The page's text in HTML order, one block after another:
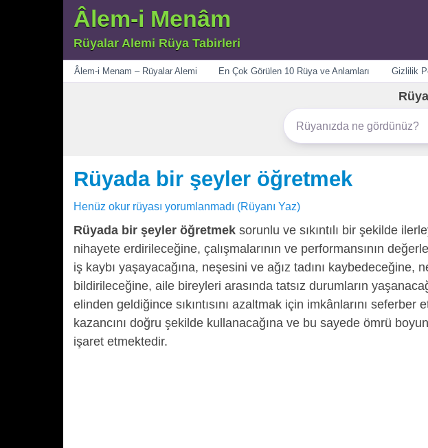
Âlem-i Menâm
Rüyalar Alemi Rüya Tabirleri
Menü
Âlem-i Menam – Rüyalar Alemi En Çok Görülen 10 Rüya ve Anlamları Gizlilik
Rüyada bir şeyler öğretmek
Henüz okur rüyası yorumlanmadı (Rüyanı Yaz)
Rüyada bir şeyler öğretmek sorunlu ve sıkıntılı bir şekilde
nihayete erdirileceğine, çalışmalarının ve performansının
iş kaybı yaşayacağına, neşesini ve ağız tadını kaybedeceğine,
bildirileceğine, aile bireyleri arasında tatsız durumların
elinden geldiğince sıkıntısını azaltmak için imkânlarını seferber
kazancını doğru şekilde kullanacağına ve bu sayede ömrü
işaret etmektedir.